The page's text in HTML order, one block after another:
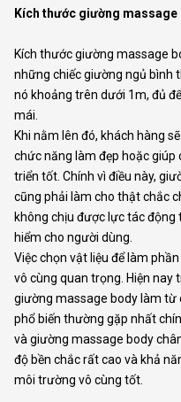
Kích thước giường massage
Kích thước giường massage
những chiếc giường ngủ bình
nó khoảng trên dưới 1m, đủ
mái.
Khi nằm lên đó, khách hàng
chức năng làm đẹp hoặc giúp
triển tốt. Chính vì điều này,
cũng phải làm cho thật chắc
không chịu được lực tác
hiểm cho người dùng.
Việc chọn vật liệu để làm
vô cùng quan trọng. Hiện nay
giường massage body làm từ
phổ biến thường gặp nhất
và giường massage body
độ bền chắc rất cao và khả
môi trường vô cùng tốt.